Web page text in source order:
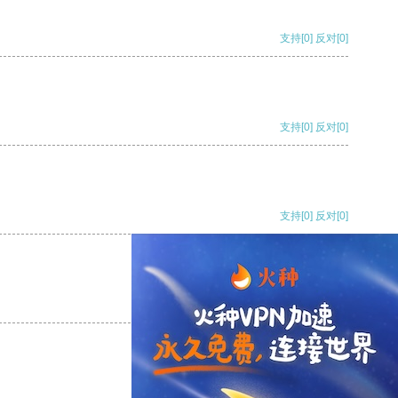
支持[0] 反对[0]
支持[0] 反对[0]
支持[0] 反对[0]
支持 反对
[0]